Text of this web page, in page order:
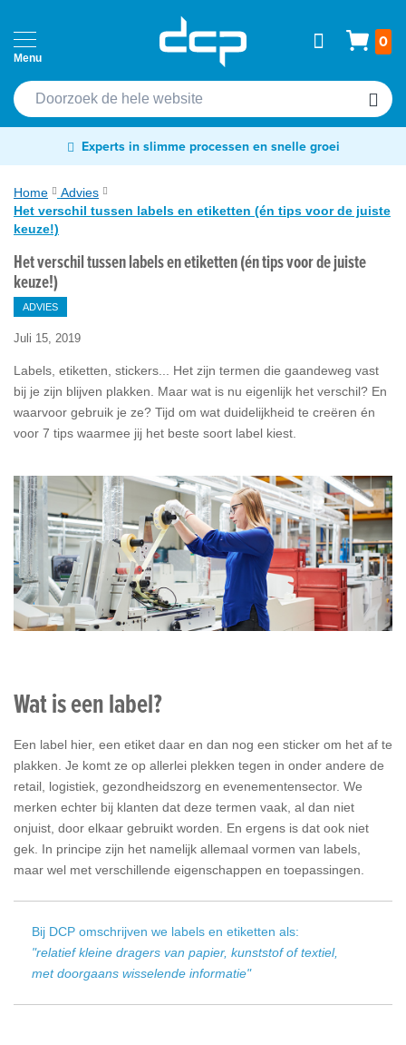
naar
de
inhoud
0
Passen
Cardprinters
Labelprinters
Readers
&
scanners
RFID
NFC
Diensten
&
Support
Experts in slimme processen en snelle groei
Home
Advies
Het verschil tussen labels en etiketten (én tips voor de juiste
keuze!)
Het verschil tussen labels en etiketten (én tips voor de juiste
keuze!)
ADVIES
Juli 15, 2019
Labels, etiketten, stickers... Het zijn termen die gaandeweg vast
bij je zijn blijven plakken. Maar wat is nu eigenlijk het verschil? En
waarvoor gebruik je ze? Tijd om wat duidelijkheid te creëren én
voor 7 tips waarmee jij het beste soort label kiest.
Wat is een label?
Een label hier, een etiket daar en dan nog een sticker om het af te
plakken. Je komt ze op allerlei plekken tegen in onder andere de
retail, logistiek, gezondheidszorg en evenementensector. We
merken echter bij klanten dat deze termen vaak, al dan niet
onjuist, door elkaar gebruikt worden. En ergens is dat ook niet
gek. In principe zijn het namelijk allemaal vormen van labels,
maar wel met verschillende eigenschappen en toepassingen.
Bij DCP omschrijven we labels en etiketten als:
"relatief kleine dragers van papier, kunststof of textiel,
met doorgaans wisselende informatie"